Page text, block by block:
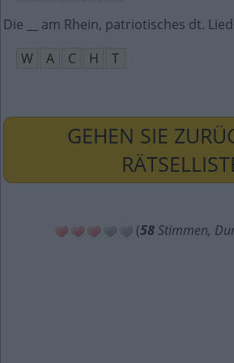
Die __ am Rhein, patriotisches dt. Lied
W
A C H T
GEHEN SIE
(58Stimmen,